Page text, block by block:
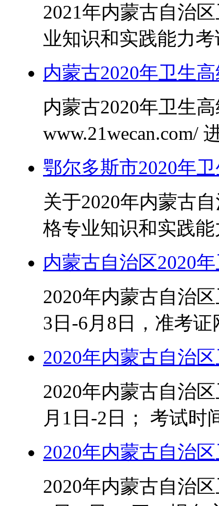
2021年内蒙古自治
业知识和实践能力
内蒙古2020年卫生
内蒙古2020年卫生
www.21wecan.com/
鄂尔多斯市2020年
关于2020年内蒙古
格专业知识和实践
内蒙古自治区2020
2020年内蒙古自治
3日-6月8日，准考
2020年内蒙古自治
2020年内蒙古自治
月1日-2日； 考试时
2020年内蒙古自治
2020年内蒙古自治